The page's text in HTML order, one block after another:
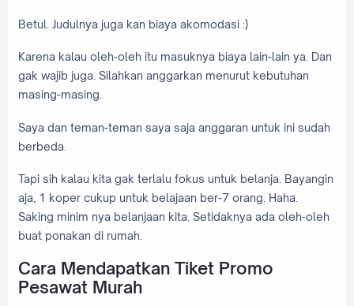
Betul. Judulnya juga kan biaya akomodasi :)
Karena kalau oleh-oleh itu masuknya biaya lain-lain ya. Dan
gak wajib juga. Silahkan anggarkan menurut kebutuhan
masing-masing.
Saya dan teman-teman saya saja anggaran untuk ini sudah
berbeda.
Tapi sih kalau kita gak terlalu fokus untuk belanja. Bayangin
aja, 1 koper cukup untuk belajaan ber-7 orang. Haha.
Saking minim nya belanjaan kita. Setidaknya ada oleh-oleh
buat ponakan di rumah.
Cara Mendapatkan Tiket Promo
Pesawat Murah